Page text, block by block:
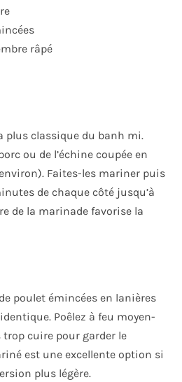
râpé
plus classique du banh mi.
ou de l’échine coupée en
Faites-les mariner puis
de chaque côté jusqu’à
de la marinade favorise la
poulet émincées en lanières
Poêlez à feu moyen-
cuire pour garder le
est une excellente option si
plus légère.